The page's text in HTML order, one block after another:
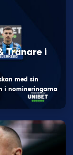
Tränare i
med sin
i nomineringarna